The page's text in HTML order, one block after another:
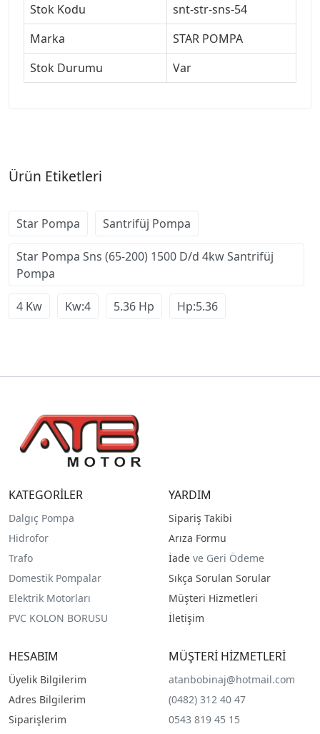
Stok Kodu
snt-str-sns-54
Marka
STAR POMPA
Stok Durumu
Var
Ürün Etiketleri
Star Pompa Santrifüj Pompa
Star Pompa Sns (65-200) 1500 D/d 4kw Santrifüj
Pompa
4 Kw Kw:4 5.36 Hp Hp:5.36
KATEGORİLER
Dalgıç Pompa
Hidrofor
Trafo
Domestik Pompalar
Elektrik Motorları
PVC KOLON BORUSU
YARDIM
Sipariş Takibi
Arıza Formu
İade ve Geri Ödeme
Sıkça Sorulan Sorular
Müşteri Hizmetleri
İletişim
HESABIM
Üyelik Bilgilerim
Adres Bilgilerim
Siparişlerim
MÜŞTERİ HİZMETLERİ
atanbobinaj@hotmail.com
(0482) 312 40 47
0543 819 45 15